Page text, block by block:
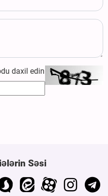
daxil edin
Səsi